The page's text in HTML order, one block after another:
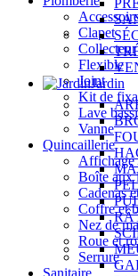
Clapet
Collecteur
Flexible
Joint
Kit de
Lave
Vanne
Quincaillerie
Affichage
Boîte aux
Cadenas
Coffre et
Nez de
Roue et
Serrure
Sanitaire
Jardin